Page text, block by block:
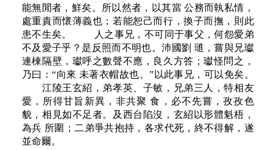
能無閒者，鮮矣。所以然者，以其當 公務而執私情，
處重責而懷薄義也；若能恕己而行，換子而撫，則此
患不生矣。 人之事兄，不可同于事父，何怨愛弟
不及愛子乎？是反照而不明也。沛國劉 璡，嘗與兄瓛
連棟隔壁，瓛呼之數聲不應，良久方答；瓛怪問之，
乃曰：“向來 未著衣帽故也。”以此事兄，可以免矣。
江陵王玄紹，弟孝英、子敏，兄弟三人，特相友
愛，所得甘旨新異，非共聚 食，必不先嘗，孜孜色
貌，相見如不足者。及西台陷沒，玄紹以形體魁梧，
為兵 所圍；二弟爭共抱持，各求代死，終不得解，遂
並命爾。